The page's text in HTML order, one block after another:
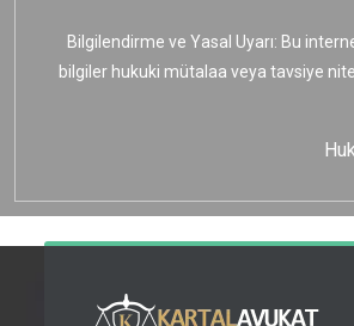
Bilgilendirme ve Yasal Uyarı: Bu
bilgiler hukuki mütalaa veya tavsiye